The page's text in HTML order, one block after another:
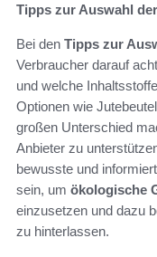
Tipps zur Auswahl
Bei den Tipps zur
Verbraucher darauf
und welche
Optionen wie
großen Unterschied
Anbieter zu
bewusste und
sein, um ökologische
einzusetzen und dazu
zu hinterlassen.